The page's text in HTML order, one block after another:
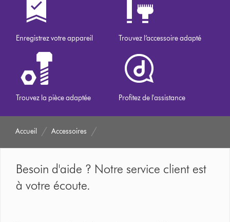
Enregistrez votre appareil Trouvez l’accessoire adapté
Trouvez la pièce adaptée Profitez de l'assistance
Accueil Accessoires
Besoin d'aide ? Notre service client est
à votre écoute.